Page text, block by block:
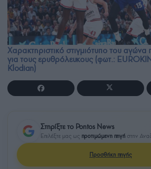
Χαρακτηριστικό στιγμιότυπο του
για τους ερυθρόλευκους (φωτ.:
Klodian)
Στηρίξτε το Pontos News
Επιλέξτε μας ως προτιμώμενη πηγή στην
Προσθήκη πηγής